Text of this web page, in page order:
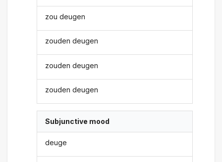
zou deugen
zouden deugen
zouden deugen
zouden deugen
Subjunctive mood
deuge